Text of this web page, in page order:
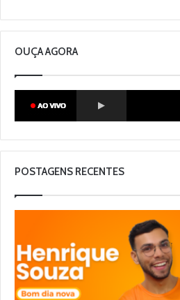
OUÇA AGORA
POSTAGENS RECENTES